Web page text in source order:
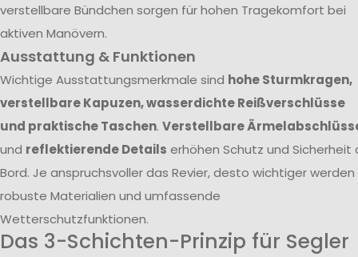
verstellbare Bündchen sorgen für hohen Tragekomfort bei
aktiven Manövern.
Ausstattung & Funktionen
Wichtige Ausstattungsmerkmale sind hohe Sturmkragen,
verstellbare Kapuzen, wasserdichte Reißverschlüsse
und praktische Taschen. Verstellbare
und reflektierende Details erhöhen Schutz und Sicherheit
Bord. Je anspruchsvoller das Revier, desto wichtiger werden
robuste Materialien und umfassende
Wetterschutzfunktionen.
Das 3-Schichten-Prinzip für Segler